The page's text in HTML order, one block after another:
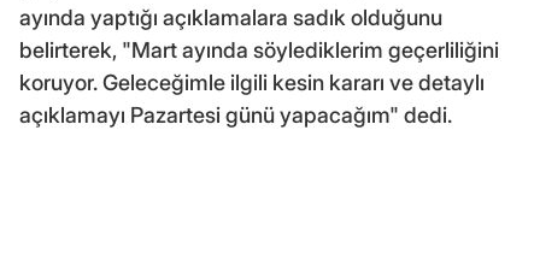
ayında yaptığı açıklamalara sadık olduğunu
belirterek, "Mart ayında söylediklerim geçerliliğini
koruyor. Geleceğimle ilgili kesin kararı ve detaylı
açıklamayı Pazartesi günü yapacağım" dedi.